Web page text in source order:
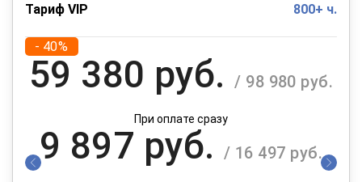
Тариф VIP 800+ ч.
- 40%
59 380 руб. / 98 980 руб.
При оплате сразу
9 897 руб. / 16 497 руб.